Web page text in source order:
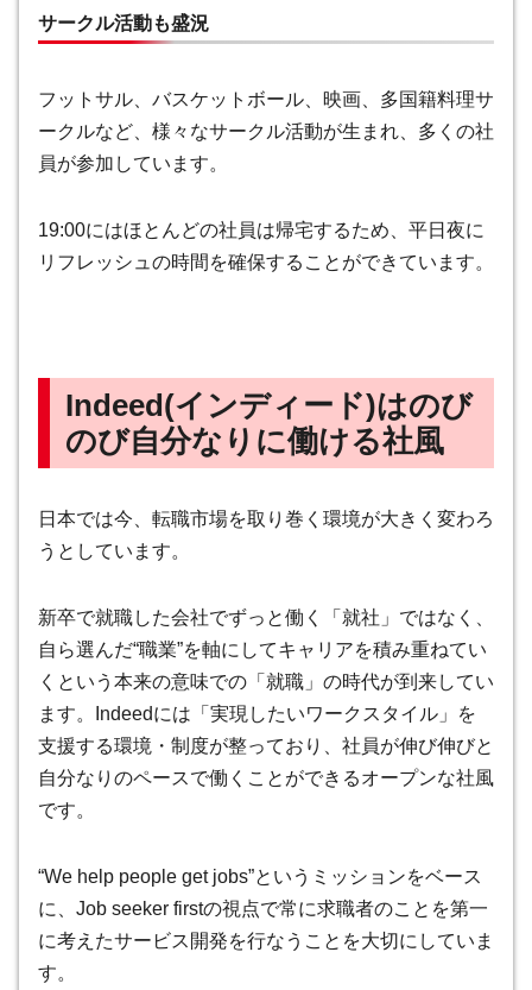
サークル活動も盛況
フットサル、バスケットボール、映画、多国籍料理サ
ークルなど、様々なサークル活動が生まれ、多くの社
員が参加しています。
19:00にはほとんどの社員は帰宅するため、平日夜に
リフレッシュの時間を確保することができています。
Indeed (インディード)はのび
のび自分なりに働ける社風
日本では今、転職市場を取り巻く環境が大きく変わろ
うとしています。
新卒で就職した会社でずっと働く「就社」ではなく、
自ら選んだ“職業”を軸にしてキャリアを積み重ねてい
くという本来の意味での「就職」の時代が到来してい
ます。Indeedには「実現したいワークスタイル」を
支援する環境・制度が整っており、社員が伸び伸びと
自分なりのペースで働くことができるオープンな社風
です。
“We help people get jobs”というミッションをベース
に、Job seeker firstの視点で常に求職者のことを第一
に考えたサービス開発を行なうことを大切にしていま
す。